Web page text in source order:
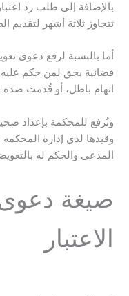
بالإضافة إلى طلب رد
تتجاوز ثلاثة أشهر
أما بالنسبة لرفع دعوى
قضائية يحق لمن حكم عليه
اتهام باطل، أو قُدمت ضده
وتُرفع للمحكمة بإعداد
وقيدها لدى إدارة
المدعي والحكم له
صيغة
الاعتبار